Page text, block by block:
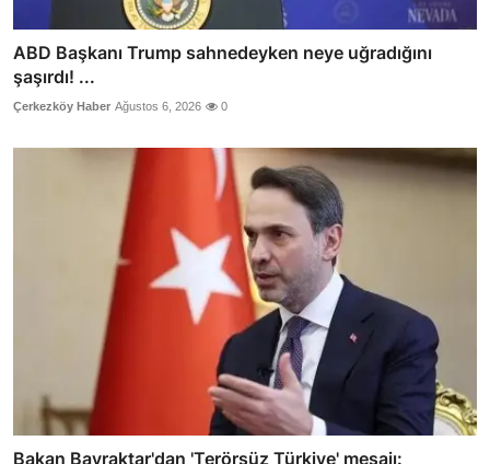
ABD Başkanı Trump sahnedeyken neye uğradığını
şaşırdı! ...
Çerkezköy Haber Ağustos 6, 2026 0
Bakan Bayraktar'dan 'Terörsüz Türkiye' mesajı: